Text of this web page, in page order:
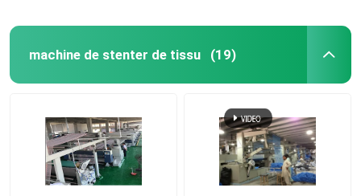
machine de stenter de tissu (19)